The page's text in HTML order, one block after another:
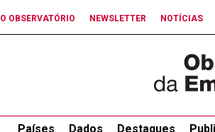
O OBSERVATÓRIO NEWSLETTER NOTÍCIAS
Países Dados Destaques